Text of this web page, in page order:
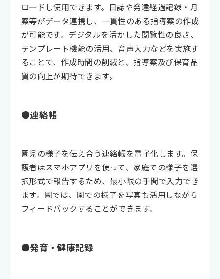
ロードし使用できます。日誌や発達経過記録・月
案等がデータ連携し、一貫性のある指導案の作成
が可能です。デジタルを活かした閲覧性の良さ、
テンプレート機能の活用、音声入力などを実施す
ることで、作成時間の削減と、指導案及び保育品
質の向上が期待できます。
●連絡帳
園児の様子を伝え合う連絡帳を電子化します。保
護者はスマホアプリを使って、家庭での様子を選
択形式で報告するため、最小限の手間で入力でき
ます。園では、園での様子を写真も活用しながら
フィードバックすることができます。
●発育・健康記録